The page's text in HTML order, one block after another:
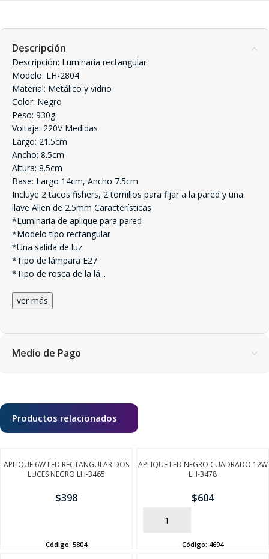
Descripción
Descripción: Luminaria rectangular
Modelo: LH-2804
Material: Metálico y vidrio
Color: Negro
Peso: 930g
Voltaje: 220V Medidas
Largo: 21.5cm
Ancho: 8.5cm
Altura: 8.5cm
Base: Largo 14cm, Ancho 7.5cm
Incluye 2 tacos fishers, 2 tornillos para fijar a la pared y una
llave Allen de 2.5mm Características
*Luminaria de aplique para pared
*Modelo tipo rectangular
*Una salida de luz
*Tipo de lámpara E27
*Tipo de rosca de la lá...
ver más
Medio de Pago
Productos relacionados
APLIQUE 6W LED RECTANGULAR DOS
LUCES NEGRO LH-3465
$398
Código: 5804
APLIQUE LED NEGRO CUADRADO 12W
LH-3478
$604
AÑADIR
Código: 4694